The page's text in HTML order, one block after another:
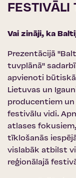
FESTIVĀLI
Vai zināji, ka
Prezentācijā
tuvplānā''
apvienoti
Lietuvas un
producentiem
festivālu vidi.
atlases
tīklošanās
vislabāk atbilst
reģionālajā